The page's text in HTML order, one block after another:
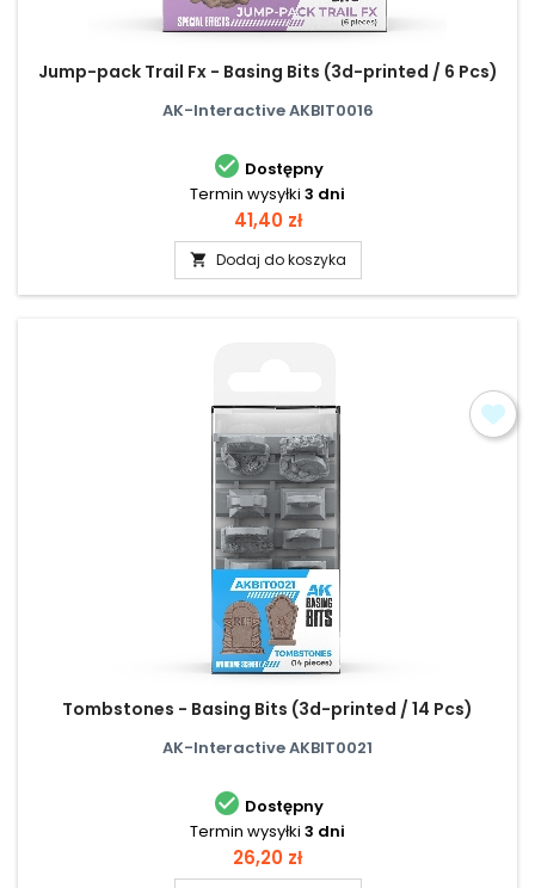
Jump-pack Trail Fx - Basing Bits (3d-printed / 6 Pcs)
AK-Interactive AKBIT0016
 Dostępny
Termin wysyłki 3 dni
Cena
41,40 zł
 Dodaj do koszyka
Tombstones - Basing Bits (3d-printed / 14 Pcs)
AK-Interactive AKBIT0021
 Dostępny
Termin wysyłki 3 dni
Cena
26,20 zł